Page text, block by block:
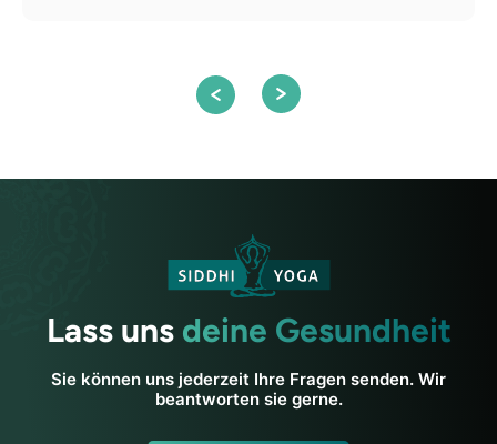
Lass uns deine Gesundheit
Sie können uns jederzeit Ihre Fragen senden. Wir
beantworten sie gerne.